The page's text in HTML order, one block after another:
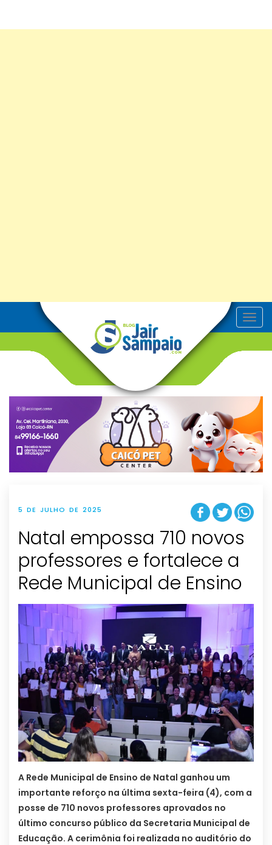
T
o
v
g
t
i
o
n
5 DE JULHO DE 2025
Natal empossa 710 novos
professores e fortalece a
Rede Municipal de Ensino
A Rede Municipal de Ensino de Natal ganhou um
importante reforço na última sexta-feira (4), com a
posse de 710 novos professores aprovados no
último concurso público da Secretaria Municipal de
Educação. A cerimônia foi realizada no auditório do